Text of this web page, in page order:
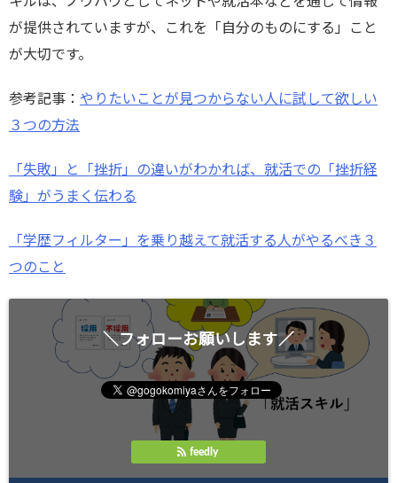
が提供されていますが、これを「自分のものにする」こと
が大切です。
参考記事： やりたいことが見つからない人に試して欲しい
３つの方法
「失敗」と「挫折」の違いがわかれば、就活での「挫折経
験」がうまく伝わる
「学歴フィルター」を乗り越えて就活する人がやるべき３
つのこと
＼フォローお願いします／
feedly